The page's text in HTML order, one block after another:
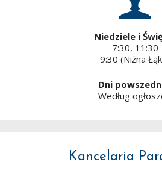
Niedziele i
7:30, 11:30
9:30 (Niżna
Dni
Według
Kancelaria